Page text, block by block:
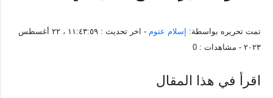
تمت تحريره بواسطة: إسلام عتوم - اخر تحديث :
١١:٤٣:٥٩ ، ٢٢ أغسطس
٢٠٢٣ - مشاهدات : 0
اقرأ في هذا المقال